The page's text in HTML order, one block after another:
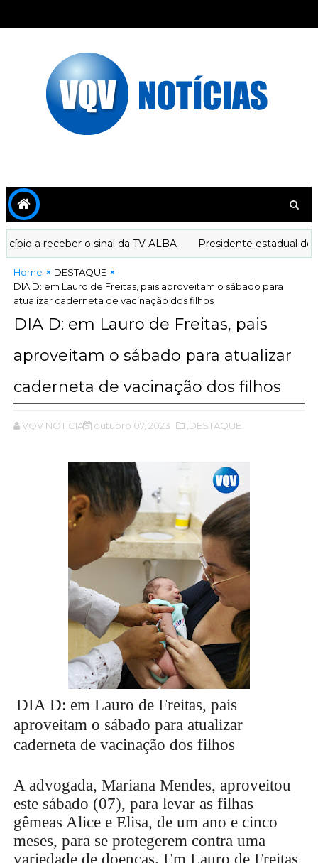
a receber o sinal da TV ALBA Presidente estadual do
Home
DESTAQUE
DIA D: em Lauro de Freitas, pais aproveitam o sábado para
atualizar caderneta de vacinação dos filhos
DIA D: em Lauro de Freitas, pais
aproveitam o sábado para atualizar
caderneta de vacinação dos filhos
VQV NOTICIAS outubro 07, 2023 ,DESTAQUE
DIA D: em Lauro de Freitas, pais
aproveitam o sábado para atualizar
caderneta de vacinação dos filhos
A advogada, Mariana Mendes, aproveitou
este sábado (07), para levar as filhas
gêmeas Alice e Elisa, de um ano e cinco
meses, para se protegerem contra uma
variedade de doenças. Em Lauro de Freitas,